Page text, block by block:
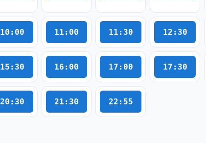
10:00 11:00 11:30 12:30
15:30 16:00 17:00 17:30
20:30 21:30 22:55